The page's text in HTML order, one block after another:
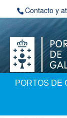
Saltar al contenido
Contacto y
PORTOS DE